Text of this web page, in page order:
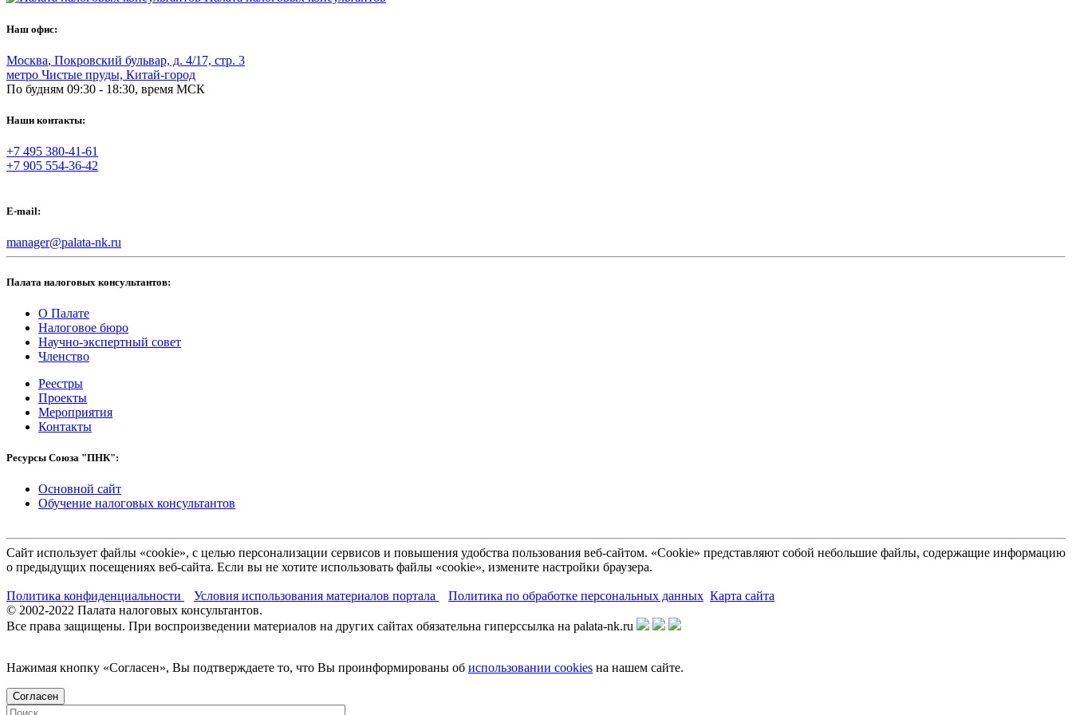
Наш офис:
Москва, Покровский бульвар, д. 4/17, стр. 3
метро Чистые пруды, Китай-город
По будням 09:30 - 18:30, время МСК
Наши контакты:
+7 495 380-41-61
+7 905 554-36-42
E-mail:
manager@palata-nk.ru
Палата налоговых консультантов:
О Палате
Налоговое бюро
Научно-экспертный совет
Членство
Реестры
Проекты
Мероприятия
Контакты
Ресурсы Союза "ПНК":
Основной сайт
Обучение налоговых консультантов
Сайт использует файлы «cookie», с целью персонализации сервисов и повышения удобства пользования веб-сайтом. «Cookie» представляют собой небольшие файлы, содержащие информацию
о предыдущих посещениях веб-сайта. Если вы не хотите использовать файлы «cookie», измените настройки браузера.
Политика конфиденциальности Условия использования материалов портала Политика по обработке персональных данных Карта сайта
© 2002-2022 Палата налоговых консультантов.
Все права защищены. При воспроизведении материалов на других сайтах обязательна гиперссылка на palata-nk.ru
Нажимая кнопку «Согласен», Вы подтверждаете то, что Вы проинформированы об использовании cookies на нашем сайте.
Согласен